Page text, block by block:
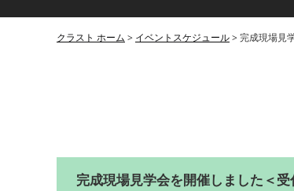
クラスト ホーム > イベントスケジュール> 完成現場見
完成現場見学会を開催しました＜